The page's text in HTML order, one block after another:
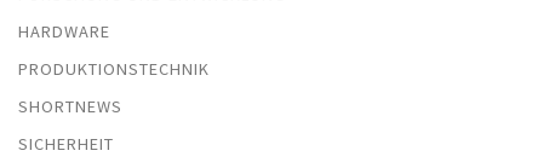
HARDWARE
PRODUKTIONSTECHNIK
SHORTNEWS
SICHERHEIT